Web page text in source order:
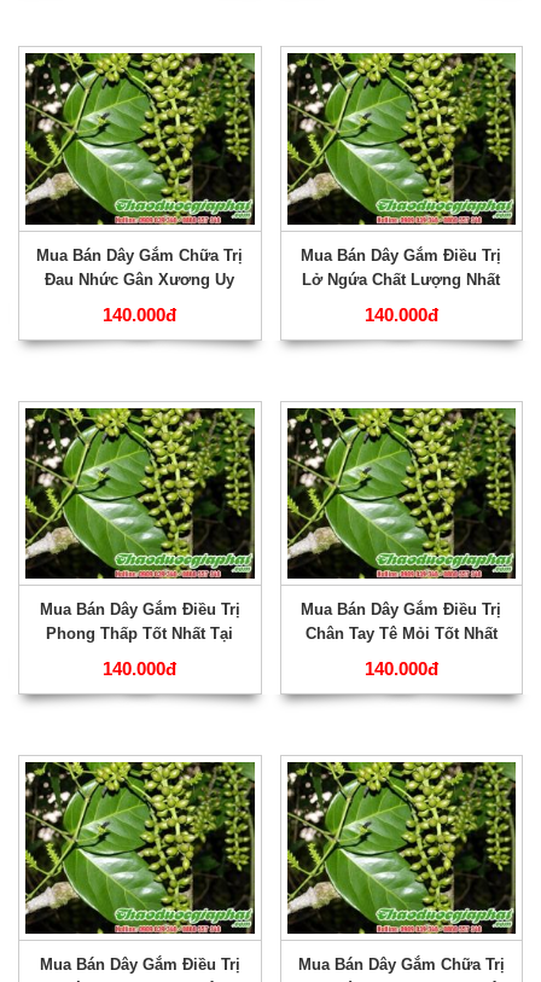
Mua Bán Dây Gắm Chữa Trị
Đau Nhức Gân Xương Uy
Quận Bình Thạnh ???
140.000đ
Mua Bán Dây Gắm Điều Trị
Lở Ngứa Chất Lượng Nhất
140.000đ
Mua Bán Dây Gắm Điều Trị
Phong Thấp Tốt Nhất Tại
Quận Tân Phú ???
140.000đ
Mua Bán Dây Gắm Điều Trị
Chân Tay Tê Mỏi Tốt Nhất
Tại Quận Phú Nhuận ???
140.000đ
Mua Bán Dây Gắm Điều Trị
Mua Bán Dây Gắm Chữa Trị